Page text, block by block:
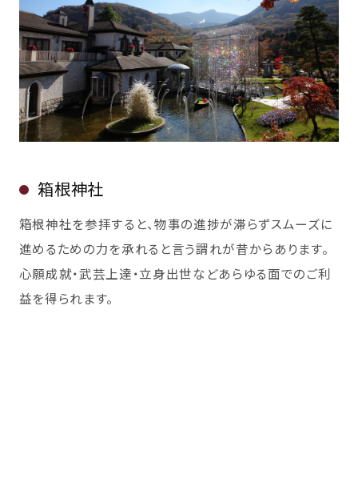
箱根神社
箱根神社を参拝すると、物事の進捗が滞らずスムーズに
進めるための力を承れると言う謂れが昔からあります。
心願成就・武芸上達・立身出世などあらゆる面でのご利
益を得られます。